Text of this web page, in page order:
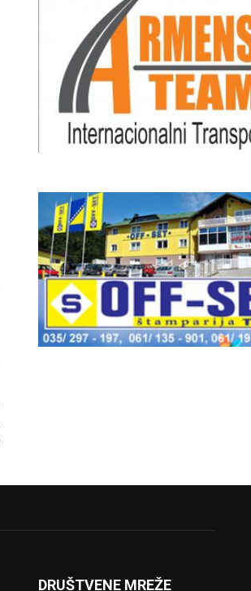
DRUŠTVENE MREŽE